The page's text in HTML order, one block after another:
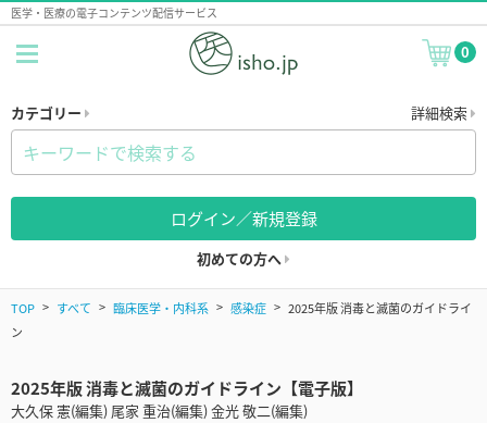
医学・医療の電子コンテンツ配信サービス
0
カテゴリー 詳細検索
ログイン／新規登録
初めての方へ
TOP すべて 臨床医学・内科系 感染症
2025年版 消毒と滅菌のガイドライ
ン
2025年版 消毒と滅菌のガイドライン【電子版】
大久保 憲(編集) 尾家 重治(編集) 金光 敬二(編集)